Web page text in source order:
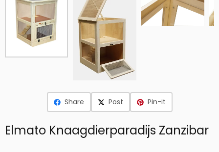
Share Post Pin-it
Elmato Knaagdierparadijs Zanzibar